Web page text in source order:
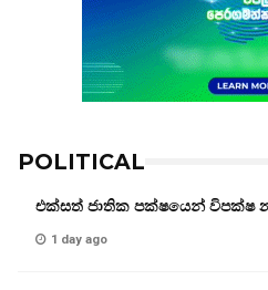
POLITICAL
එක්සත් ජාතික පක්ෂයෙන් විපක්ෂ
1 day ago